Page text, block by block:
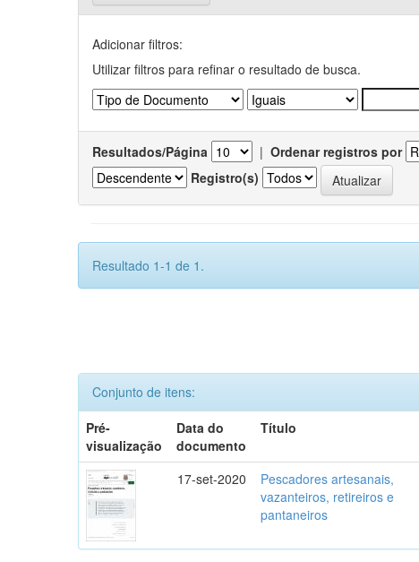
Adicionar filtros:
Utilizar filtros para refinar o resultado de busca.
Resultados/Página | Ordenar registros por
Registro(s)
Resultado 1-1 de 1.
Conjunto de itens:
Pré-
visualização
Data do
documento
Título
17-set-2020
Pescadores artesanais,
vazanteiros, retireiros e
pantaneiros